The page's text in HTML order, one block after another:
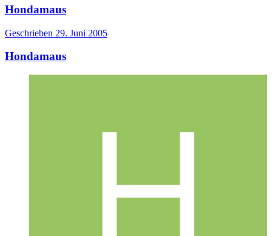
Hondamaus
Geschrieben 29. Juni 2005
Hondamaus